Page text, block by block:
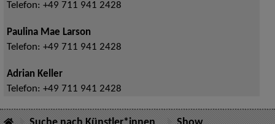
Telefon: +49 711 941 2428
Paulina Mae Larson
Telefon: +49 711 941 2428
Adrian Keller
Telefon: +49 711 941 2428